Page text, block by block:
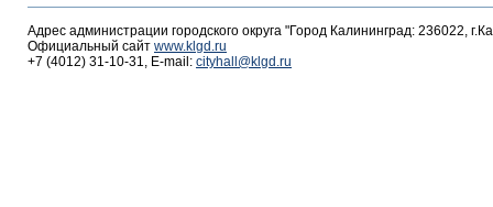
Адрес администрации городского округа "Город Калининград: 236022,
Официальный сайт www.klgd.ru
+7 (4012) 31-10-31, E-mail: cityhall@klgd.ru